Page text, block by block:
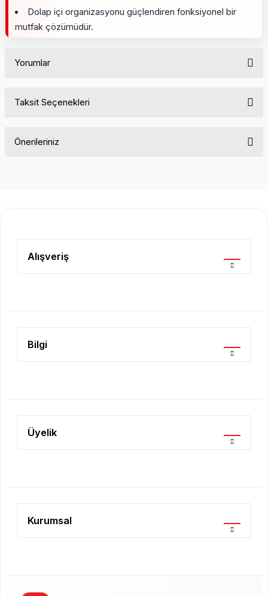
Dolap içi organizasyonu güçlendiren fonksiyonel bir
mutfak çözümüdür.
Yorumlar
Taksit Seçenekleri
Önerileriniz
Ürün açıklamasında eksik bilgiler bulunuyor.
Alışveriş
Bilgi
Üyelik
Kurumsal